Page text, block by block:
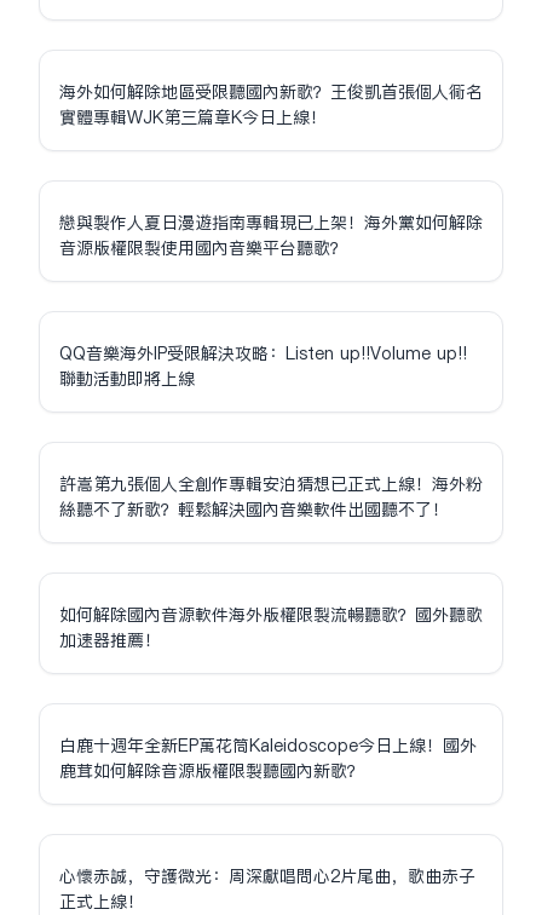
海外如何解除地區受限聽國內新歌？王俊凱首張個人同名
實體專輯WJK第三篇章K今日上線！
戀與製作人夏日漫遊指南專輯現已上架！海外黨如何解除
音源版權限制使用國內音樂平台聽歌？
QQ音樂海外IP受限解決攻略：Listen up!!Volume up!!
聯動活動即將上線
許嵩第九張個人全創作專輯安泊猜想已正式上線！海外粉
絲聽不了新歌？輕鬆解決國內音樂軟件出國聽不了！
如何解除國內音源軟件海外版權限制流暢聽歌？國外聽歌
加速器推薦！
白鹿十週年全新EP萬花筒Kaleidoscope今日上線！國外
鹿茸如何解除音源版權限制聽國內新歌？
心懷赤誠，守護微光：周深獻唱問心2片尾曲，歌曲赤子
正式上線！